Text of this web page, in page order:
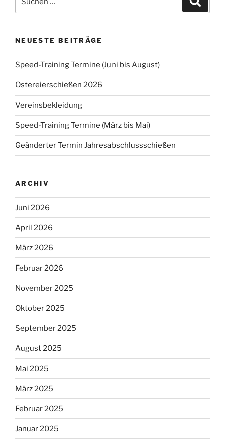
nach:
NEUESTE BEITRÄGE
Speed-Training Termine (Juni bis August)
Ostereierschießen 2026
Vereinsbekleidung
Speed-Training Termine (März bis Mai)
Geänderter Termin Jahresabschlussschießen
ARCHIV
Juni 2026
April 2026
März 2026
Februar 2026
November 2025
Oktober 2025
September 2025
August 2025
Mai 2025
März 2025
Februar 2025
Januar 2025